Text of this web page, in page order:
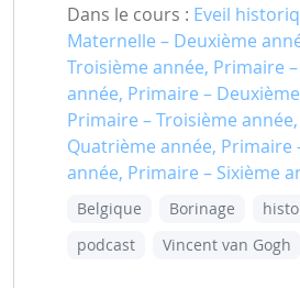
Dans le cours : Eveil
Maternelle – Deuxième
Troisième année, Primaire
année, Primaire –
Primaire – Troisième
Quatrième année, Primaire
année, Primaire – Sixième
Belgique Borinage
podcast
Vincent van Gogh